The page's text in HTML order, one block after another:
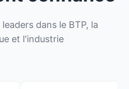
dans le BTP, la
et l'industrie